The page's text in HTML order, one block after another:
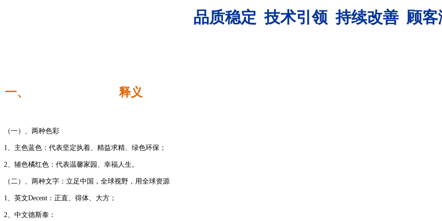
品质稳定 技术引领 持续改善 顾客
一、 释义
（一）、两种色彩
1、主色蓝色：代表坚定执着、精益求精、绿色环保；
2、辅色橘红色：代表温馨家园、幸福人生。
（二）、两种文字：立足中国，全球视野，用全球资源
1、英文Decent：正直、得体、大方；
2、中文德斯泰：